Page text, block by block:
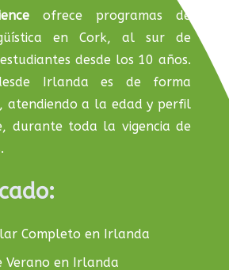
ofrece programas de
en Cork, al sur de
desde los 10 años.
Irlanda es de forma
atendiendo a la edad y perfil
durante toda la vigencia de
Completo en Irlanda
Verano en Irlanda